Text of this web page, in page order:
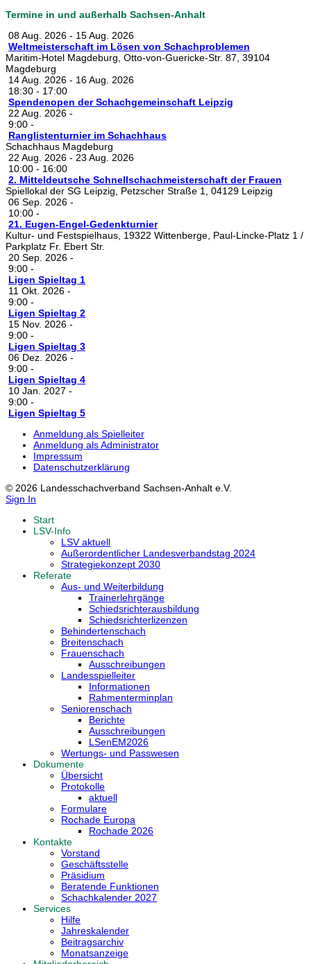
Termine in und außerhalb Sachsen-Anhalt
08 Aug. 2026 - 15 Aug. 2026
Weltmeisterschaft im Lösen von Schachproblemen
Maritim-Hotel Magdeburg, Otto-von-Guericke-Str. 87, 39104
Magdeburg
14 Aug. 2026 - 16 Aug. 2026
18:30 - 17:00
Spendenopen der Schachgemeinschaft Leipzig
22 Aug. 2026 -
9:00 -
Ranglistenturnier im Schachhaus
Schachhaus Magdeburg
22 Aug. 2026 - 23 Aug. 2026
10:00 - 16:00
2. Mitteldeutsche Schnellschachmeisterschaft der Frauen
Spiellokal der SG Leipzig, Petzscher Straße 1, 04129 Leipzig
06 Sep. 2026 -
10:00 -
21. Eugen-Engel-Gedenkturnier
Kultur- und Festspielhaus, 19322 Wittenberge, Paul-Lincke-Platz 1 /
Parkplatz Fr. Ebert Str.
20 Sep. 2026 -
9:00 -
Ligen Spieltag 1
11 Okt. 2026 -
9:00 -
Ligen Spieltag 2
15 Nov. 2026 -
9:00 -
Ligen Spieltag 3
06 Dez. 2026 -
9:00 -
Ligen Spieltag 4
10 Jan. 2027 -
9:00 -
Ligen Spieltag 5
Anmeldung als Spielleiter
Anmeldung als Administrator
Impressum
Datenschutzerklärung
© 2026 Landesschachverband Sachsen-Anhalt e.V.
Sign In
Start
LSV-Info
LSV aktuell
Außerordentlicher Landesverbandstag 2024
Strategiekonzept 2030
Referate
Aus- und Weiterbildung
Trainerlehrgänge
Schiedsrichterausbildung
Schiedsrichterlizenzen
Behindertenschach
Breitenschach
Frauenschach
Ausschreibungen
Landesspielleiter
Informationen
Rahmenterminplan
Seniorenschach
Berichte
Ausschreibungen
LSenEM2026
Wertungs- und Passwesen
Dokumente
Übersicht
Protokolle
aktuell
Formulare
Rochade Europa
Rochade 2026
Kontakte
Vorstand
Geschäftsstelle
Präsidium
Beratende Funktionen
Schachkalender 2027
Services
Hilfe
Jahreskalender
Beitragsarchiv
Monatsanzeige